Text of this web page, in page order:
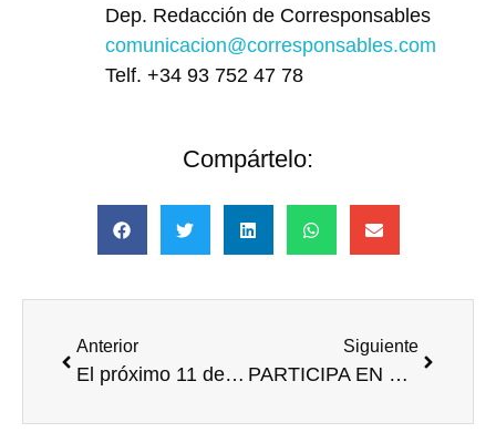
Dep. Redacción de Corresponsables
comunicacion@corresponsables.com
Telf. +34 93 752 47 78
Compártelo:
Anterior
El próximo 11 de diciembre se celebrará la gala de entrega de la XVI edición de los Premios CODESPA
Siguiente
PARTICIPA EN ENCUESTA PARA EL ANUARIO CORRESPONSABLES 2013 ESPAÑA